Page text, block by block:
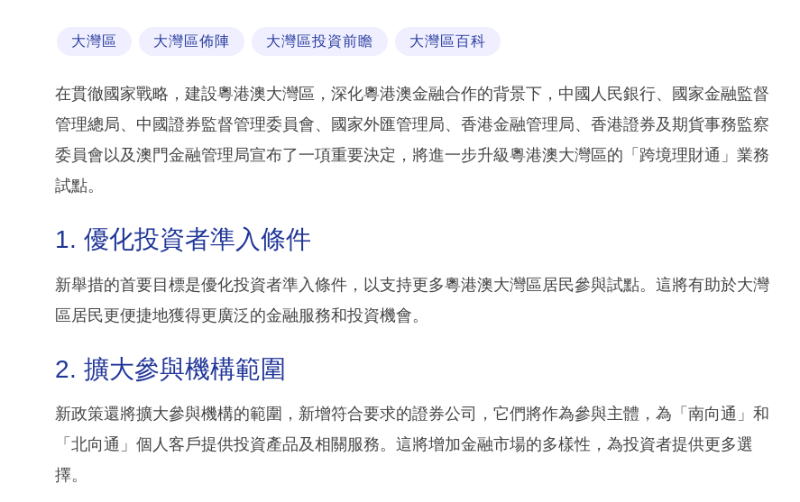
大灣區 大灣區佈陣 大灣區投資前瞻 大灣區百科
在貫徹國家戰略，建設粵港澳大灣區，深化粵港澳金融合作的背景下，中國人民銀行、國家金融監督
管理總局、中國證券監督管理委員會、國家外匯管理局、香港金融管理局、香港證券及期貨事務監察
委員會以及澳門金融管理局宣布了一項重要決定，將進一步升級粵港澳大灣區的「跨境理財通」業務
試點。
1. 優化投資者準入條件
新舉措的首要目標是優化投資者準入條件，以支持更多粵港澳大灣區居民參與試點。這將有助於大灣
區居民更便捷地獲得更廣泛的金融服務和投資機會。
2. 擴大參與機構範圍
新政策還將擴大參與機構的範圍，新增符合要求的證券公司，它們將作為參與主體，為「南向通」和
「北向通」個人客戶提供投資產品及相關服務。這將增加金融市場的多樣性，為投資者提供更多選
擇。